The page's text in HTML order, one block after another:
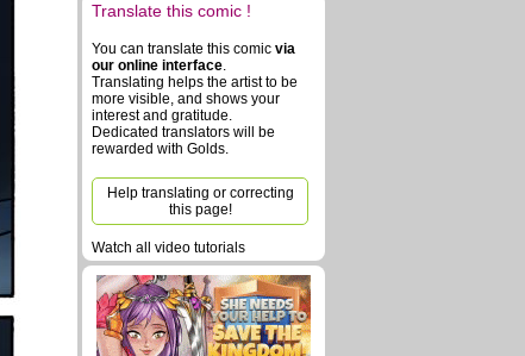
Translate this comic !
You can translate this comic via
our online interface.
Translating helps the artist to be
more visible, and shows your
interest and gratitude.
Dedicated translators will be
rewarded with Golds.
Help translating or correcting
this page!
Watch all video tutorials